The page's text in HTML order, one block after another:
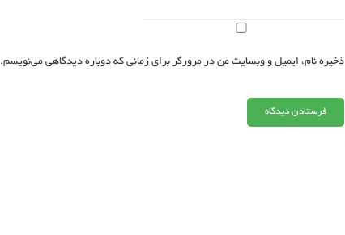
ذخیره نام، ایمیل و وبسایت من در مرورگر برای زمانی که دوباره دیدگاهی می‌نویسم.